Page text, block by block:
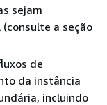
sejam
a seção
de
da instância
incluindo